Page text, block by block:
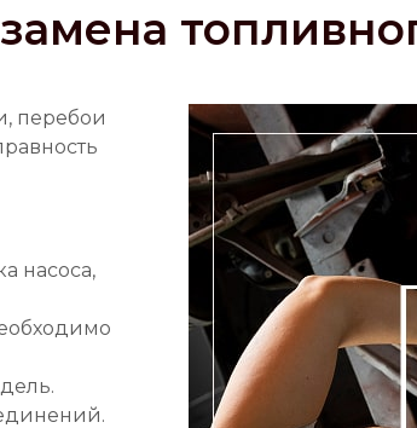
перебои
насоса,